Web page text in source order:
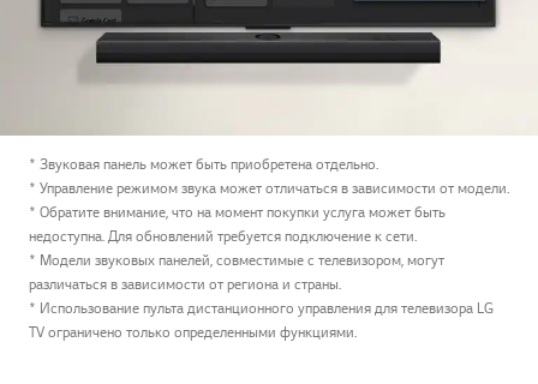
* Звуковая панель может быть приобретена отдельно.
* Управление режимом звука может отличаться в зависимости от модели.
* Обратите внимание, что на момент покупки услуга может быть
недоступна. Для обновлений требуется подключение к сети.
* Модели звуковых панелей, совместимые с телевизором, могут
различаться в зависимости от региона и страны.
* Использование пульта дистанционного управления для телевизора LG
TV ограничено только определенными функциями.